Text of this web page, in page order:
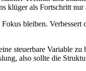
klüger als Fortschritt
bleiben. Verbessert
steuerbare Variable
also sollte die